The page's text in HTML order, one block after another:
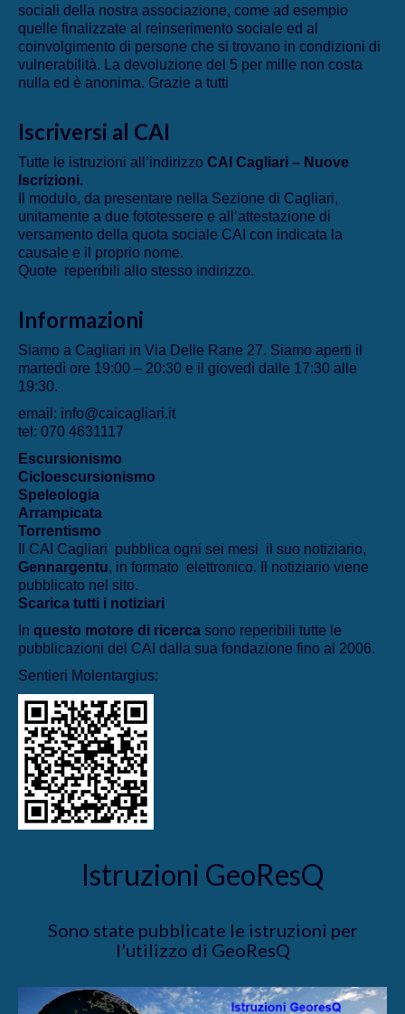
sociali della nostra associazione, come ad esempio
quelle finalizzate al reinserimento sociale ed al
coinvolgimento di persone che si trovano in condizioni di
vulnerabilità. La devoluzione del 5 per mille non costa
nulla ed è anonima. Grazie a tutti
Iscriversi al CAI
Tutte le istruzioni all’indirizzo CAI Cagliari – Nuove
Iscrizioni.
Il modulo, da presentare nella Sezione di Cagliari,
unitamente a due fototessere e all’attestazione di
versamento della quota sociale CAI con indicata la
causale e il proprio nome.
Quote reperibili allo stesso indirizzo.
Informazioni
Siamo a Cagliari in Via Delle Rane 27. Siamo aperti il
martedì ore 19:00 – 20:30 e il giovedì dalle 17:30 alle
19:30.
email: info@caicagliari.it
tel: 070 4631117
Escursionismo
Cicloescursionismo
Speleologia
Arrampicata
Torrentismo
Il CAI Cagliari pubblica ogni sei mesi il suo notiziario,
Gennargentu, in formato elettronico. Il notiziario viene
pubblicato nel sito.
Scarica tutti i notiziari
In questo motore di ricerca sono reperibili tutte le
pubblicazioni del CAI dalla sua fondazione fino al 2006.
Sentieri Molentargius:
Istruzioni GeoResQ
Sono state pubblicate le istruzioni per
l'utilizzo di GeoResQ